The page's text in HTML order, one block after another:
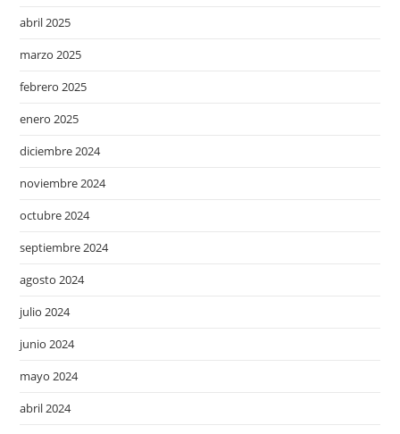
abril 2025
marzo 2025
febrero 2025
enero 2025
diciembre 2024
noviembre 2024
octubre 2024
septiembre 2024
agosto 2024
julio 2024
junio 2024
mayo 2024
abril 2024